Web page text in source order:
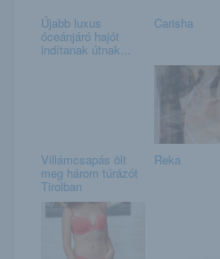
Újabb luxus
óceánjáró hajót
indítanak útnak...
Carisha
Villámcsapás ölt
meg három túrázót
Tirolban
Reka